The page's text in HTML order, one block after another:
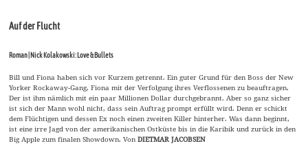
Auf der Flucht
Roman | Nick Kolakowski: Love & Bullets
Bill und Fiona haben sich vor Kurzem getrennt. Ein guter Grund für den Boss der New
Yorker Rockaway-Gang, Fiona mit der Verfolgung ihres Verflossenen zu beauftragen.
Der ist ihm nämlich mit ein paar Millionen Dollar durchgebrannt. Aber so ganz sicher
ist sich der Mann wohl nicht, dass sein Auftrag prompt erfüllt wird. Denn er schickt
dem Flüchtigen und dessen Ex noch einen zweiten Killer hinterher. Was dann beginnt,
ist eine irre Jagd von der amerikanischen Ostküste bis in die Karibik und zurück in den
Big Apple zum finalen Showdown. VonDIETMAR JACOBSEN